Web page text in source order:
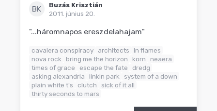
BK
Buzás Krisztián
2011. június 20.
"...háromnapos ereszdelahajam"
cavalera conspiracy architects
in flames
nova rock
bring me the horizon korn
neaera
times of grace
escape the fate
dredg
asking alexandria
linkin park
system of a down
plain white t's
clutch
sick of it all
thirty seconds to mars